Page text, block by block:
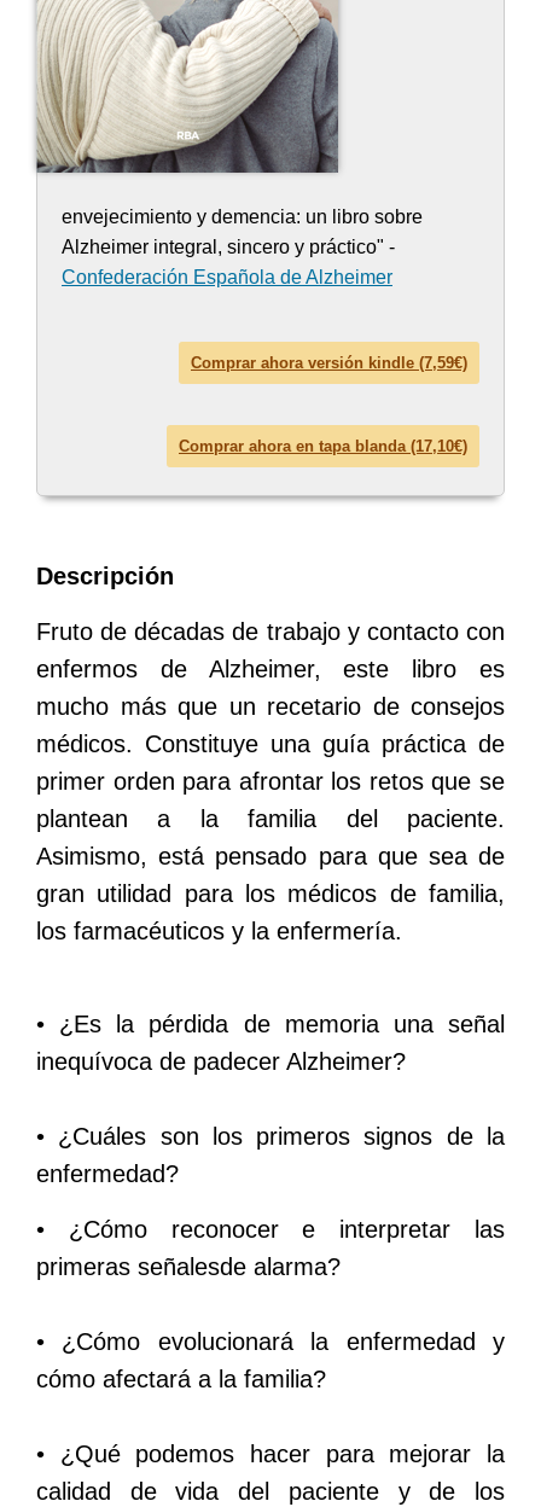
envejecimiento y demencia: un libro sobre
Alzheimer integral, sincero y práctico" -
Confederación Española de Alzheimer
Comprar ahora versión kindle (7,59€)
Comprar ahora en tapa blanda (17,10€)
Descripción
Fruto de décadas de trabajo y contacto con
enfermos de Alzheimer, este libro es
mucho más que un recetario de consejos
médicos. Constituye una guía práctica de
primer orden para afrontar los retos que se
plantean a la familia del paciente.
Asimismo, está pensado para que sea de
gran utilidad para los médicos de familia,
los farmacéuticos y la enfermería.
• ¿Es la pérdida de memoria una señal
inequívoca de padecer Alzheimer?
• ¿Cuáles son los primeros signos de la
enfermedad?
• ¿Cómo reconocer e interpretar las
primeras señalesde alarma?
• ¿Cómo evolucionará la enfermedad y
cómo afectará a la familia?
• ¿Qué podemos hacer para mejorar la
calidad de vida del paciente y de los